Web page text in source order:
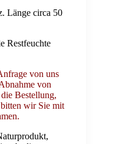
Länge circa 50
Restfeuchte
von uns
von
Bestellung,
wir Sie mit